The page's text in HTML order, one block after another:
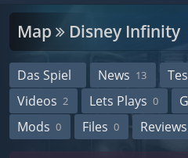
Map Disney Infinity
Das Spiel News 13
Videos 2 Lets Plays 0
Mods 0 Files 0 Reviews